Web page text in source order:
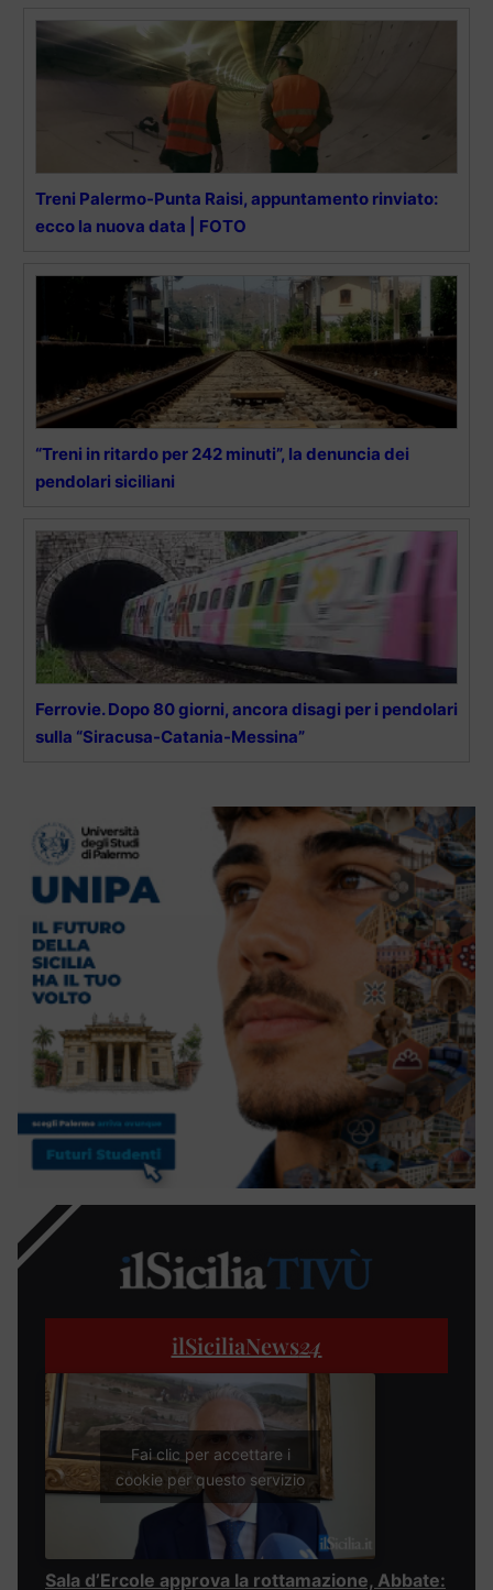
Treni Palermo-Punta Raisi, appuntamento rinviato:
ecco la nuova data | FOTO
“Treni in ritardo per 242 minuti”, la denuncia dei
pendolari siciliani
Ferrovie. Dopo 80 giorni, ancora disagi per i pendolari
sulla “Siracusa-Catania-Messina”
ilSiciliaNews24
Fai clic per accettare i
cookie per questo servizio
Sala d’Ercole approva la rottamazione, Abbate: